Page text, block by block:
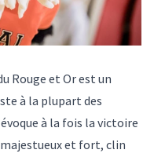
Rouge et Or est un
à la plupart des
à la fois la victoire
et fort, clin